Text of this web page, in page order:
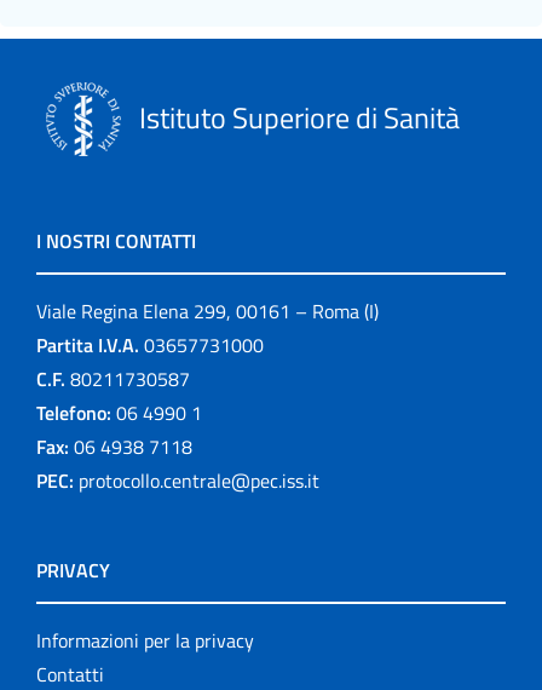
Istituto Superiore di Sanità
I NOSTRI CONTATTI
Viale Regina Elena 299, 00161 – Roma (I)
Partita I.V.A. 03657731000
C.F. 80211730587
Telefono: 06 4990 1
Fax: 06 4938 7118
PEC: protocollo.centrale@pec.iss.it
PRIVACY
Informazioni per la privacy
Contatti